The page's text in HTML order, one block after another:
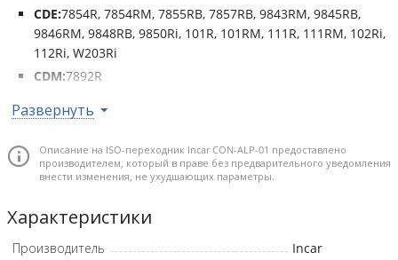
CDE:7854R, 7854RM, 7855RB, 7857RB, 9843RM, 9845RB,
9846RM, 9848RB, 9850Ri, 101R, 101RM, 111R, 111RM, 102Ri,
112Ri, W203Ri
CDM:7892R
FLEX 4 MRP-F:
Развернуть
Описание на ISO-переходник Incar CON-ALP-01 предоставлено
производителем, который в праве без предварительного уведомления
внести изменения, не ухудшающих параметры.
Характеристики
Производитель
Incar